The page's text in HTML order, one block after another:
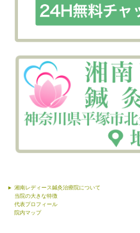
湘南レディース鍼灸治療院について
当院の大きな特徴
代表プロフィール
院内マップ